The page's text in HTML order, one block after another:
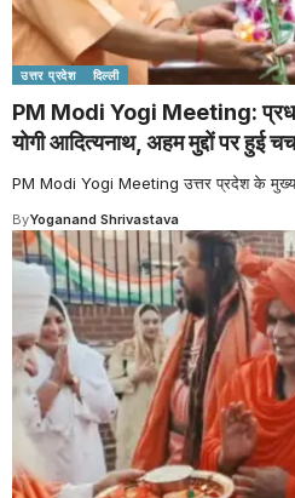
उत्तर प्रदेश दिल्ली
PM Modi Yogi Meeting:
योगी आदित्यनाथ, अहम मुद्दों पर हुई
PM Modi Yogi Meeting उत्तर प्रदेश के
ByYoganand Shrivastava